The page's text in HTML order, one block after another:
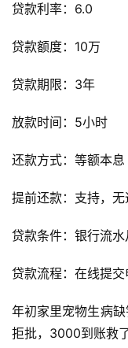
贷款利率：6.0
贷款额度：10万
贷款期限：3年
放款时间：5小时
还款方式：等额本息
提前还款：支持，
贷款条件：银行流
贷款流程：在线提交
年初家里宠物生病
拒批，3000到账救